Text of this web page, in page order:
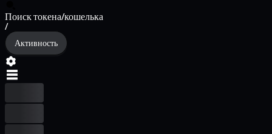
Поиск токена/кошелька
/
Активность